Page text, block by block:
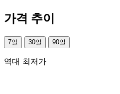
가격 추이
7일 30일 90일
역대 최저가